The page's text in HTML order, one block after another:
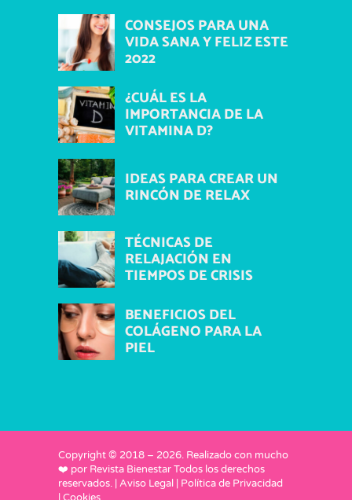
CONSEJOS PARA UNA
VIDA SANA Y FELIZ ESTE
2022
¿CUÁL ES LA
IMPORTANCIA DE LA
VITAMINA D?
IDEAS PARA CREAR UN
RINCÓN DE RELAX
TÉCNICAS DE
RELAJACIÓN EN
TIEMPOS DE CRISIS
BENEFICIOS DEL
COLÁGENO PARA LA
PIEL
Copyright © 2018 – 2026. Realizado con mucho
❤️ por Revista BienestarTodos los derechos
reservados. | Aviso Legal
Política de Privacidad